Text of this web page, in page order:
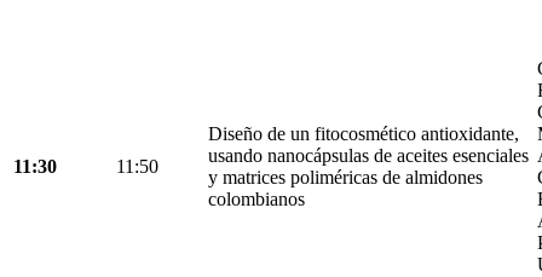
11:30 11:50
Diseño de un fitocosmético antioxidante,
usando nanocápsulas de aceites esenciales
y matrices poliméricas de almidones
colombianos